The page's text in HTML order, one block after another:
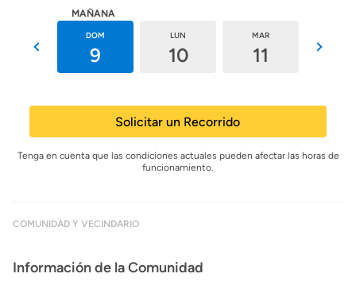
MAÑANA
DOM
9
LUN
10
MAR
11
Solicitar un Recorrido
Tenga en cuenta que las condiciones actuales pueden afectar las horas de
funcionamiento.
COMUNIDAD Y VECINDARIO
Información de la Comunidad